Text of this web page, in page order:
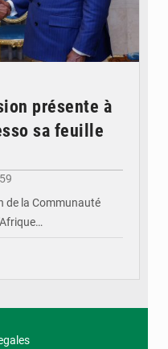
présente à
sa feuille
de la Communauté